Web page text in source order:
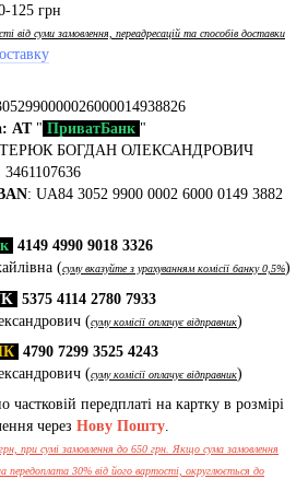
125 грн
від суми замовлення, переадресацій та способів доставки
АТ" ПриватБанк "
БОГДАН ОЛЕКСАНДРОВИЧ
3461107636
: UA84 3052 9900 0002 6000 0149 3882
4149 4990 9018 3326
(суму вказуйте з урахуванням комісії банку 0,5%)
5375 4114 2780 7933
(суму комісії оплачує відправник)
4790 7299 3525 4243
(суму комісії оплачує відправник)
передплаті на картку в розмірі
через Нову Пошту.
при сумі замовлення до 650 грн. Якщо сума замовлення
передоплата 30% від його вартості, округлюється до